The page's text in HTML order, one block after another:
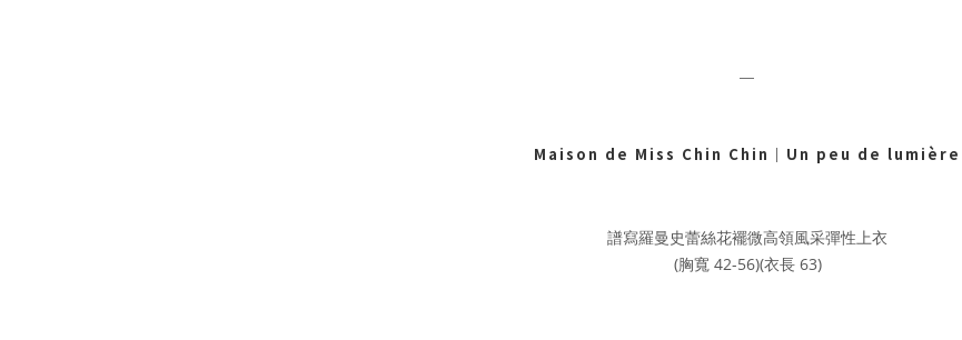
Maison de Miss Chin Chin ｜ Un peu de lumière
譜寫羅曼史蕾絲花襬微高領風采彈性上衣
(胸寬 42-56)(衣長 63)